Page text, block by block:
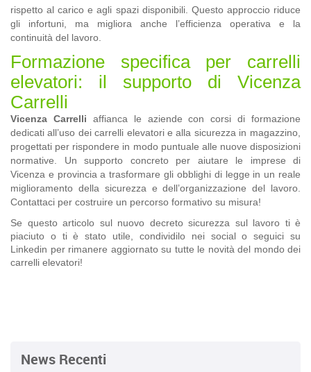
rispetto al carico e agli spazi disponibili. Questo approccio riduce
gli infortuni, ma migliora anche l’efficienza operativa e la
continuità del lavoro.
Formazione specifica per carrelli
elevatori: il supporto di Vicenza
Carrelli
Vicenza Carrelli affianca le aziende concorsi di formazione
dedicati all’uso dei carrelli elevatori e alla sicurezza in magazzino,
progettati per rispondere in modo puntuale alle nuove disposizioni
normative. Un supporto concreto per aiutare le imprese di
Vicenza e provincia a trasformare gli obblighi di legge in un reale
miglioramento della sicurezza e dell’organizzazione del lavoro.
Contattaci per costruire un percorso formativo su misura!
Se questo articolo sul nuovo decreto sicurezza sul lavoro ti è
piaciuto o ti è stato utile, condividilo nei social o seguici su
Linkedin per rimanere aggiornato su tutte le novità del mondo dei
carrelli elevatori!
News Recenti